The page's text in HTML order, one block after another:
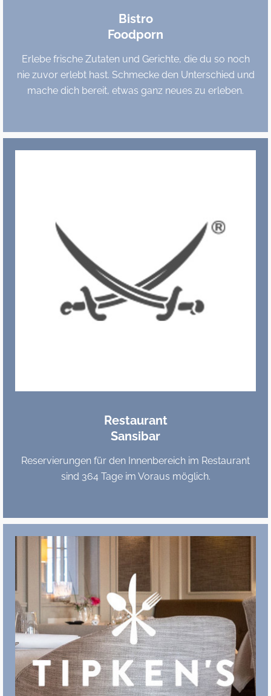
Bistro
Foodporn
Erlebe frische Zutaten und Gerichte, die du so noch
nie zuvor erlebt hast. Schmecke den Unterschied und
mache dich bereit, etwas ganz neues zu erleben.
Restaurant
Sansibar
Reservierungen für den Innenbereich im Restaurant
sind 364 Tage im Voraus möglich.